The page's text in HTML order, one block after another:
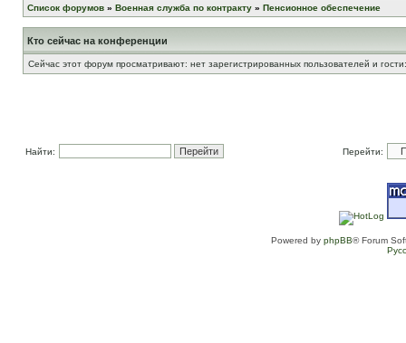
Список форумов » Военная служба по контракту » Пенсионное обеспечение
Кто сейчас на конференции
Сейчас этот форум просматривают: нет зарегистрированных пользователей и
Найти: Перейти:
Powered by phpBB® Forum